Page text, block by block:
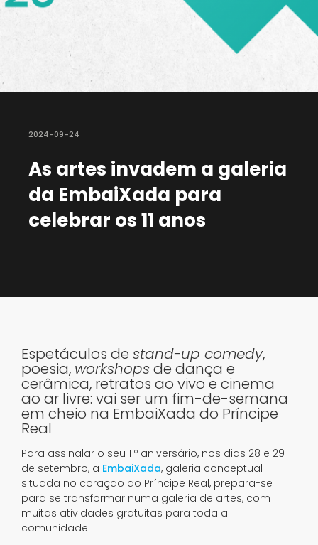
2024-09-24
As artes invadem a galeria
da EmbaiXada para
celebrar os 11 anos
Espetáculos de stand-up comedy,
poesia, workshopsde dança e
cerâmica, retratos ao vivo e cinema
ao ar livre: vai ser um fim-de-semana
em cheio na EmbaiXada do Príncipe
Real
Para assinalar o seu 11º aniversário, nos dias 28 e 29
de setembro, a EmbaiXada, galeria conceptual
situada no coração do Príncipe Real, prepara-se
para se transformar numa galeria de artes, com
muitas atividades gratuitas para toda a
comunidade.